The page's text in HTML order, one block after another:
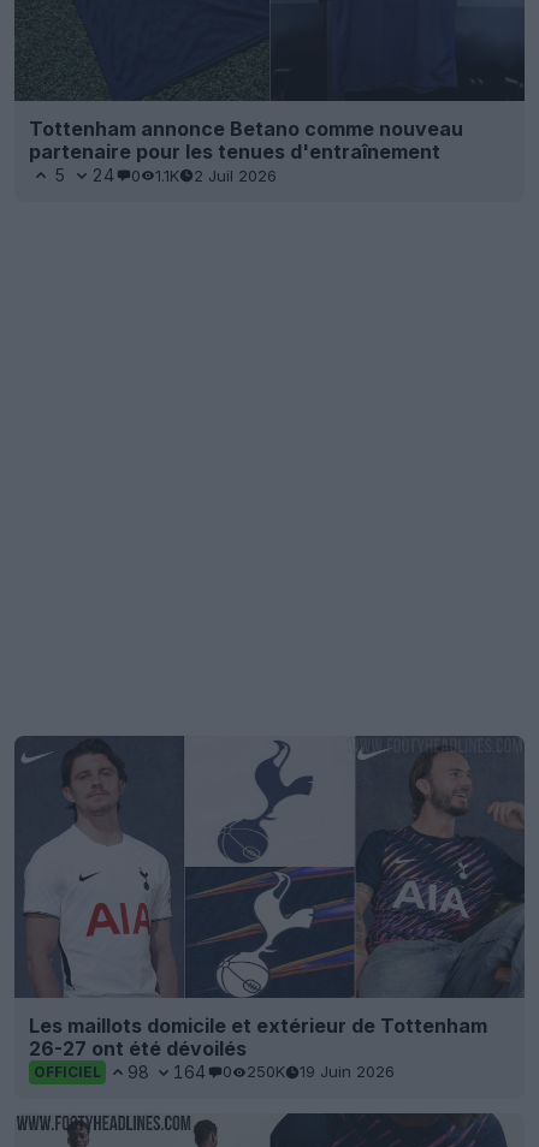
Tottenham annonce Betano comme nouveau
partenaire pour les tenues d'entraînement
5 24 0 1.1K 2 Juil 2026
Les maillots domicile et extérieur de Tottenham
26-27 ont été dévoilés
OFFICIEL 98 164 0 250K 19 Juin 2026